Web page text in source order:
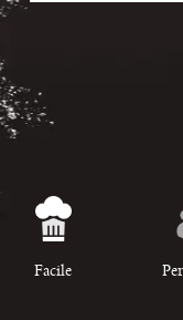
Facile